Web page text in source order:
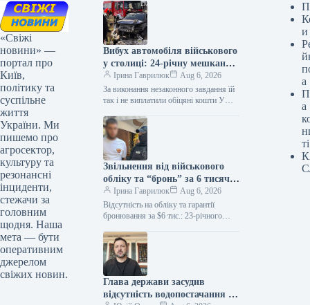
«Свіжі
новини» —
портал про
Київ,
політику та
суспільне
життя
України. Ми
пишемо про
агросектор,
культуру та
резонансні
інциденти,
стежачи за
головним
щодня. Наша
мета — бути
оперативним
джерелом
свіжих новин.
Вибух автомобіля військового
у столиці: 24-річну мешканку
Києва засуджено на дев’ять
років позбавлення волі
Ірина Гаврилюк
Aug 6, 2026
За виконання незаконного завдання їй
так і не виплатили обіцяні кошти У
столиці було оголошено вирок 24-
річній…
Звільнення від військового
обліку та “бронь” за 6 тисяч
доларів: 23-річний киянин
став підозрюваним
Ірина Гаврилюк
Aug 6, 2026
Відсутність на обліку та гарантії
бронювання за $6 тис.: 23-річного
шахрайстві Зловмисник пропонував
своєму «клієнту» працевлаштування…
Глава держави засудив
відсутність водопостачання в
и
а
а
ті